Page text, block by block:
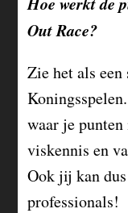
Out Race?
Zie het als
waar je
viskennis en
Ook jij kan
professionals!